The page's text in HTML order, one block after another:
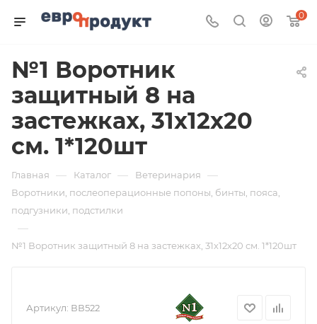
0
№1 Воротник
защитный 8 на
застежках, 31х12х20
см. 1*120шт
Главная — Каталог — Ветеринария —
Воротники, послеоперационные попоны, бинты, пояса,
подгузники, подстилки
—
№1 Воротник защитный 8 на застежках, 31х12х20 см. 1*120шт
Артикул: ВВ522